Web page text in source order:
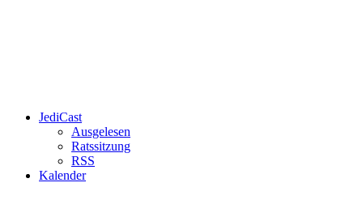
JediCast
Ausgelesen
Ratssitzung
RSS
Kalender